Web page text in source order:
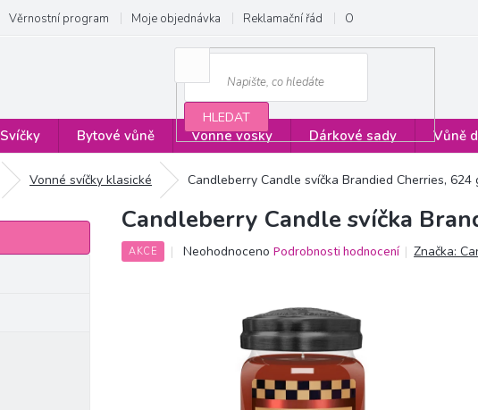
Věrnostní program Moje objednávka Reklamační řád Obchodní podmínky
HLEDAT
Svíčky Bytové vůně Vonné vosky Dárkové sady Vůně
Vonné svíčky klasické Candleberry Candle svíčka Brandied Cherries, 624
Candleberry Candle svíčka
AKCE
Průměrné
Neohodnoceno Podrobnosti hodnocení Značka: